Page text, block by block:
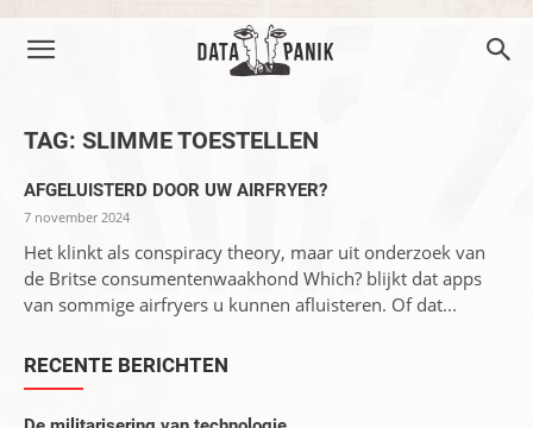
TAG: SLIMME TOESTELLEN
AFGELUISTERD DOOR UW AIRFRYER?
7 november 2024
Het klinkt als conspiracy theory, maar uit onderzoek van
de Britse consumentenwaakhond Which? blijkt dat apps
van sommige airfryers u kunnen afluisteren. Of dat...
RECENTE BERICHTEN